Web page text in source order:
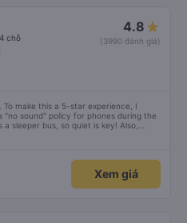
chỗ
4.8
(3990 đánh giá)
make this a 5-star experience, I
"no sound" policy for phones during the
sleeper bus, so quiet is key! Also,
inside the cabin for convenience. I
âm thanh điện thoại) vào ban đêm
Ngoài ra, nhà xe nên dán sẵn mật
dàng sử dụng. Tôi vẫn sẽ tiếp tục ủng
Xem giá